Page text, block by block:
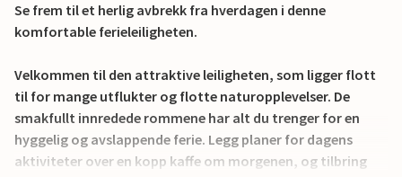
Se frem til et herlig avbrekk fra hverdagen i denne
komfortable ferieleiligheten.
Velkommen til den attraktive leiligheten, som ligger flott
til for mange utflukter og flotte naturopplevelser. De
smakfullt innredede rommene har alt du trenger for en
hyggelig og avslappende ferie. Legg planer for dagens
aktiviteter over en kopp kaffe om morgenen, og tilbring